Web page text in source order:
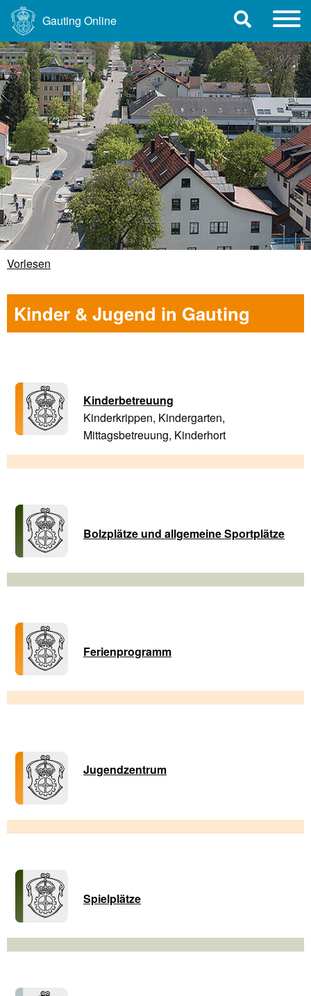
Gauting Online
Vorlesen
Kinder & Jugend in Gauting
Kinderbetreuung
Kinderkrippen, Kindergarten,
Mittagsbetreuung, Kinderhort
Bolzplätze und allgemeine Sportplätze
Ferienprogramm
Jugendzentrum
Spielplätze